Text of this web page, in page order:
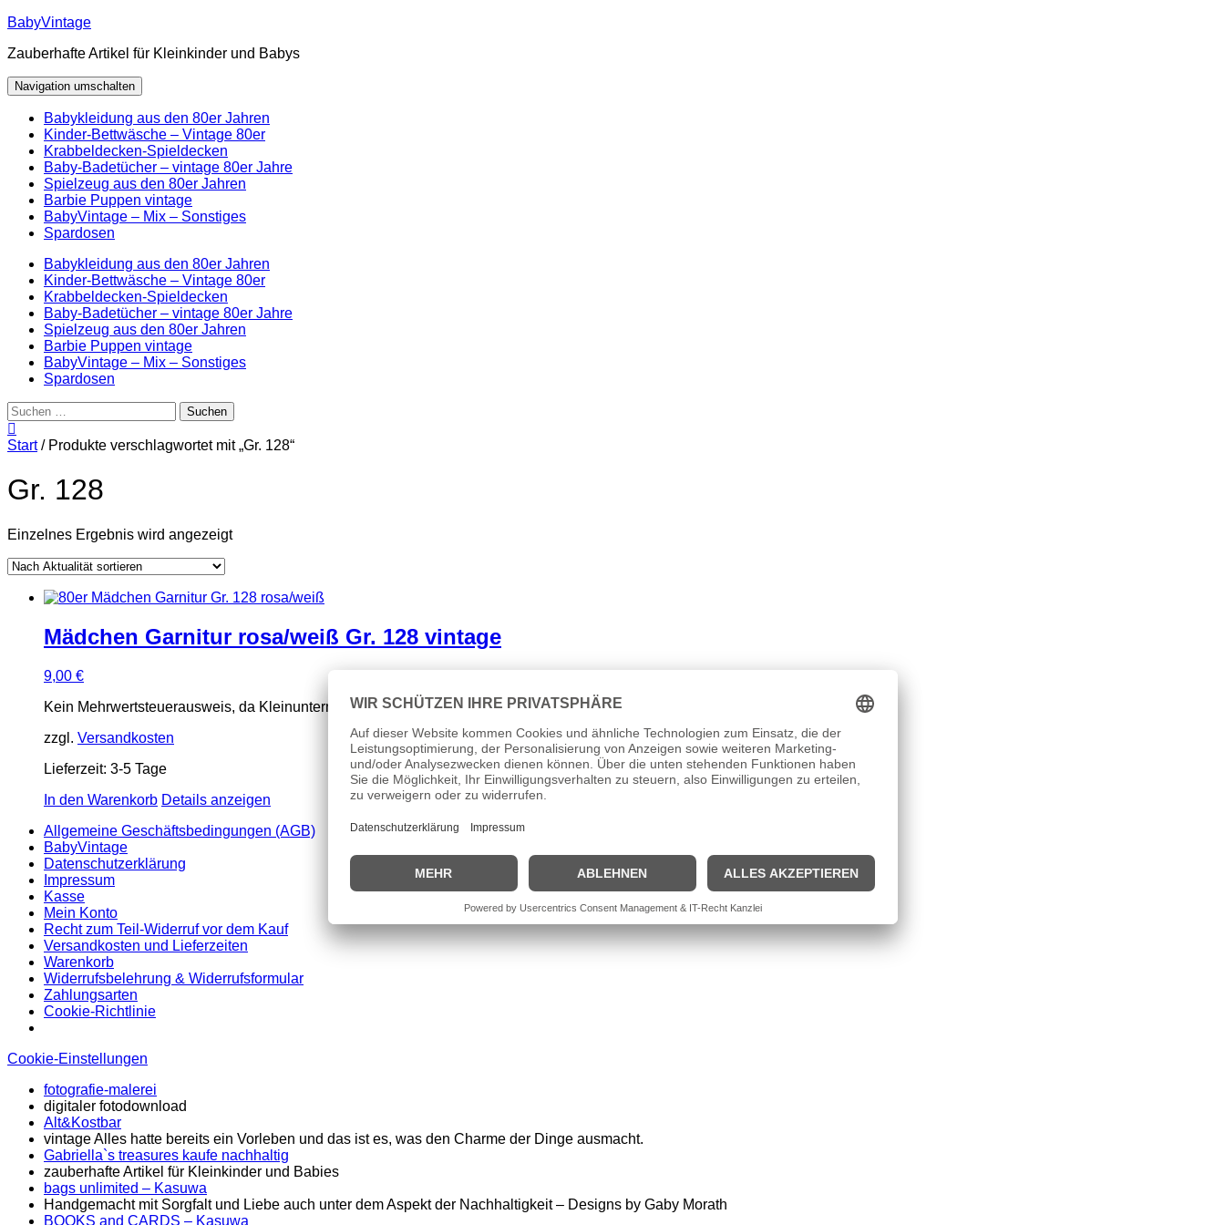
Zum
springen
BabyVintage
Zauberhafte Artikel für Kleinkinder und Babys
Navigation umschalten
Babykleidung aus den 80er Jahren
Kinder-Bettwäsche – Vintage 80er
Krabbeldecken-Spieldecken
Baby-Badetücher – vintage 80er Jahre
Spielzeug aus den 80er Jahren
Barbie Puppen vintage
BabyVintage – Mix – Sonstiges
Spardosen
Babykleidung aus den 80er Jahren
Kinder-Bettwäsche – Vintage 80er
Krabbeldecken-Spieldecken
Baby-Badetücher – vintage 80er Jahre
Spielzeug aus den 80er Jahren
Barbie Puppen vintage
BabyVintage – Mix – Sonstiges
Spardosen
Suchen
nach:
Start/ Produkte verschlagwortet mit „Gr. 128“
Gr. 128
Einzelnes Ergebnis wird angezeigt
Mädchen Garnitur rosa/weiß Gr. 128 vintage
9,00 €
Kein Mehrwertsteuerausweis, da Kleinunternehmer nach §19 (1) UStG.
zzgl. Versandkosten
Lieferzeit: 3-5 Tage
In den Warenkorb Details anzeigen
Allgemeine Geschäftsbedingungen (AGB)
BabyVintage
Datenschutzerklärung
Impressum
Kasse
Mein Konto
Recht zum Teil-Widerruf vor dem Kauf
Versandkosten und Lieferzeiten
Warenkorb
Widerrufsbelehrung & Widerrufsformular
Zahlungsarten
Cookie-Richtlinie
Cookie-Einstellungen
fotografie-malerei
digitaler fotodownload
Alt&Kostbar
vintage Alles hatte bereits ein Vorleben und das ist es, was den Charme der Dinge ausmacht.
Gabriella`s treasures kaufe nachhaltig
zauberhafte Artikel für Kleinkinder und Babies
bags unlimited – Kasuwa
Handgemacht mit Sorgfalt und Liebe auch unter dem Aspekt der Nachhaltigkeit – Designs by Gaby Morath
BOOKS and CARDS – Kasuwa